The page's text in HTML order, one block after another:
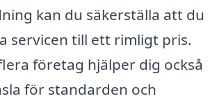
kan du säkerställa att du
servicen till ett rimligt pris.
företag hjälper dig också
för standarden och